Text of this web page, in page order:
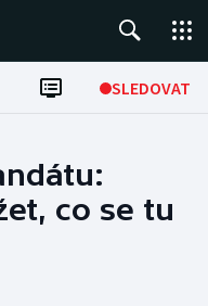
SLEDOVAT
co se tu